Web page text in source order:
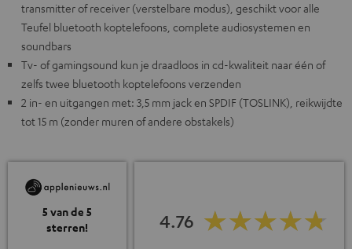
transmitter of receiver (verstelbare modus), geschikt voor alle
Teufel bluetooth koptelefoons, complete audiosystemen en
soundbars
Tv- of gamingsound kun je draadloos in cd-kwaliteit naar één of
zelfs twee bluetooth koptelefoons verzenden
2 in- en uitgangen met: 3,5 mm jack en SPDIF (TOSLINK), reikwijdte
tot 15 m (zonder muren of andere obstakels)
5 van de 5
sterren!
4.76